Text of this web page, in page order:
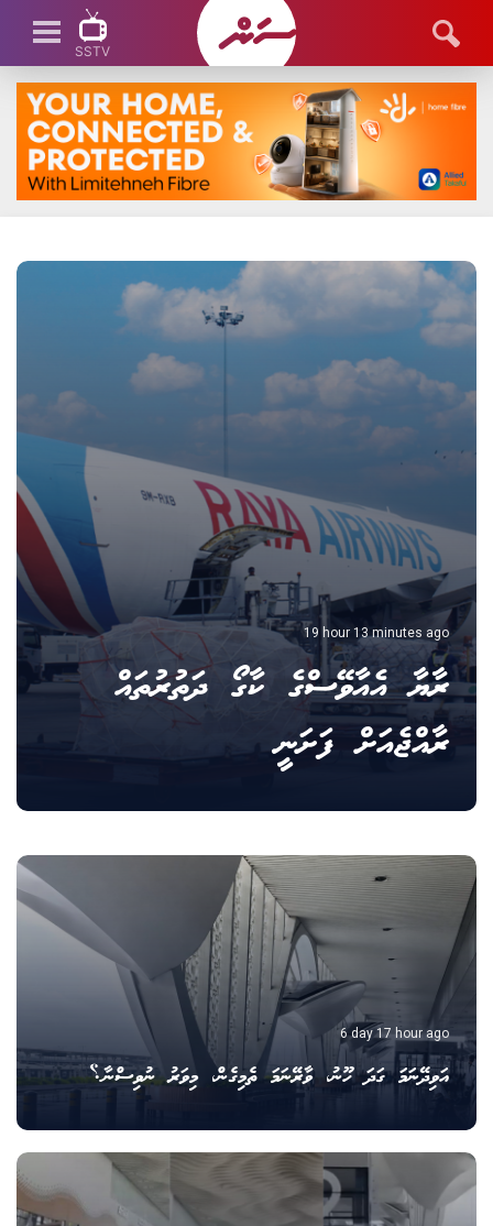
SSTV
SSTV LIVE
19 hour 13 minutes ago
ރާޔާ އެއާވޭސްގެ ކާގޯ ދަތުރުތައް
ރާއްޖެއަށް ފަށަނީ
6 day 17 hour ago
އަވިދޭނަމަ ގަދަ ހޫނު، ވާރޭނަމަ ތެމިގެން، މިވަރު ނުވިސްނާ؟